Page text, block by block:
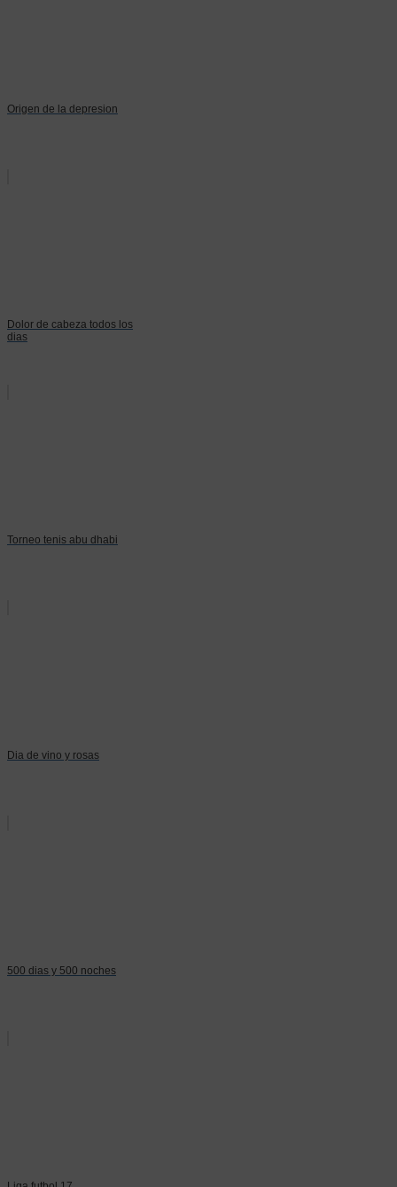
Origen de la depresion
Dolor de cabeza todos los
dias
Torneo tenis abu dhabi
Dia de vino y rosas
500 dias y 500 noches